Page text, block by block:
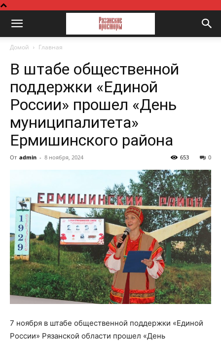
Домой Главная
В штабе общественной
поддержки «Единой
России» прошел «День
муниципалитета»
Ермишинского района
От admin - 8 ноября, 2024 0
653
7 ноября в штабе общественной поддержки «Единой
России» Рязанской области прошел «День